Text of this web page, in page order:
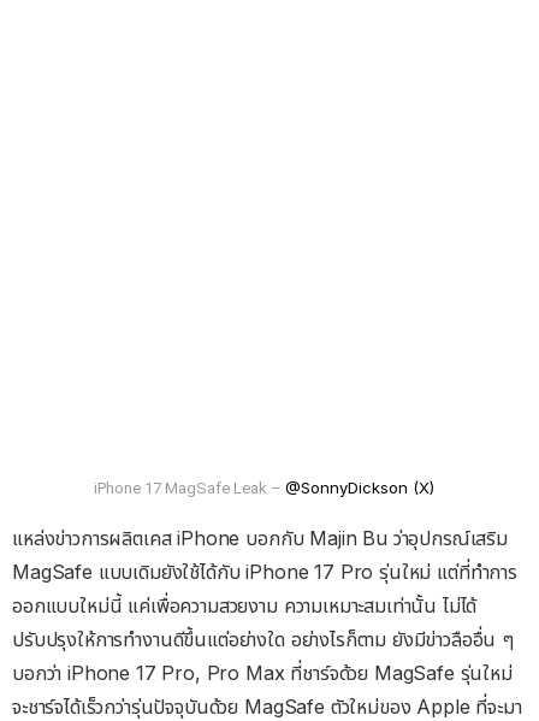
iPhone 17 MagSafe Leak – @SonnyDickson (X)
แหล่งข่าวการผลิตเคส iPhone บอกกับ Majin Bu ว่าอุปกรณ์เสริม
MagSafe แบบเดิมยังใช้ได้กับ iPhone 17 Pro รุ่นใหม่ แต่ที่ทำการ
ออกแบบใหม่นี้ แค่เพื่อความสวยงาม ความเหมาะสมเท่านั้น ไม่ได้
ปรับปรุงให้การทำงานดีขึ้นแต่อย่างใด อย่างไรก็ตาม ยังมีข่าวลืออื่น ๆ
บอกว่า iPhone 17 Pro, Pro Max ที่ชาร์จด้วย MagSafe รุ่นใหม่
จะชาร์จได้เร็วกว่ารุ่นปัจจุบันด้วย MagSafe ตัวใหม่ของ Apple ที่จะมา